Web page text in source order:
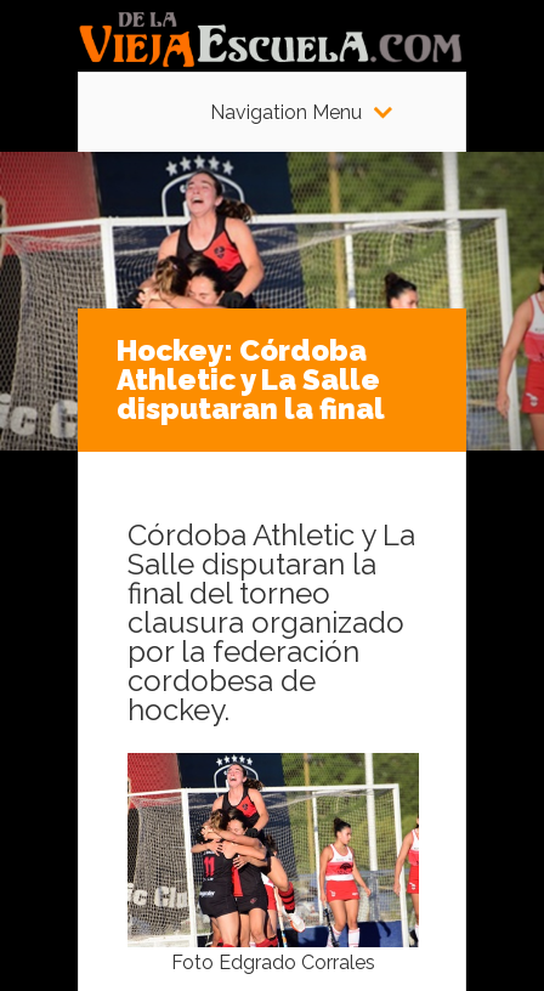
Navigation Menu
Hockey: Córdoba
Athletic y La Salle
disputaran la final
Córdoba Athletic y La
Salle disputaran la
final del torneo
clausura organizado
por la federación
cordobesa de
hockey.
Foto Edgrado Corrales